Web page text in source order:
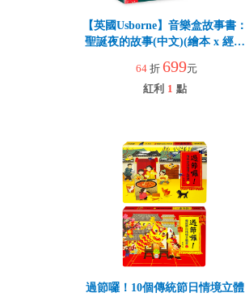
【英國Usborne】音樂盒故事書：
聖誕夜的故事(中文)(繪本 x 經典
64 折 699元
紅利 1 點
過節囉！10個傳統節日情境立體